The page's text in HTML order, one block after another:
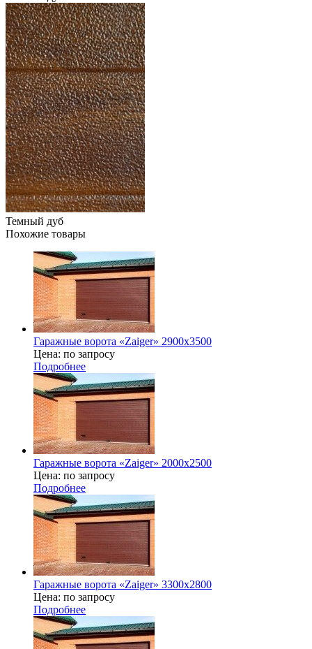
Темный дуб
Похожие товары
Гаражные ворота «Zaiger» 2900х3500
Цена: по запросу
Подробнее
Гаражные ворота «Zaiger» 2000х2500
Цена: по запросу
Подробнее
Гаражные ворота «Zaiger» 3300x2800
Цена: по запросу
Подробнее